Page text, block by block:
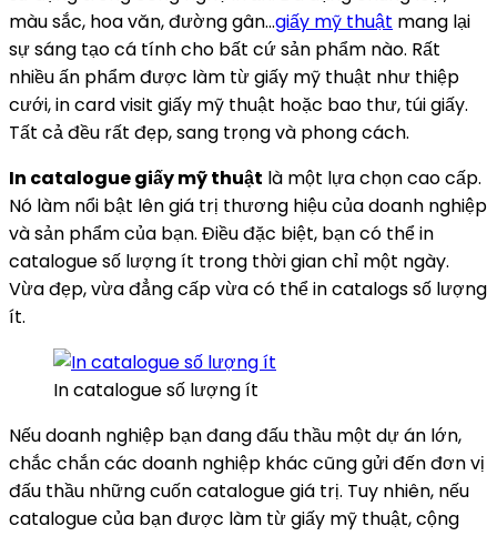
màu sắc, hoa văn, đường gân…giấy mỹ thuật mang lại
sự sáng tạo cá tính cho bất cứ sản phẩm nào. Rất
nhiều ấn phẩm được làm từ giấy mỹ thuật như thiệp
cưới, in card visit giấy mỹ thuật hoặc bao thư, túi giấy.
Tất cả đều rất đẹp, sang trọng và phong cách.
In catalogue giấy mỹ thuật là một lựa chọn cao cấp.
Nó làm nổi bật lên giá trị thương hiệu của doanh nghiệp
và sản phẩm của bạn. Điều đặc biệt, bạn có thể in
catalogue số lượng ít trong thời gian chỉ một ngày.
Vừa đẹp, vừa đẳng cấp vừa có thể in catalogs số lượng
ít.
In catalogue số lượng ít
Nếu doanh nghiệp bạn đang đấu thầu một dự án lớn,
chắc chắn các doanh nghiệp khác cũng gửi đến đơn vị
đấu thầu những cuốn catalogue giá trị. Tuy nhiên, nếu
catalogue của bạn được làm từ giấy mỹ thuật, cộng